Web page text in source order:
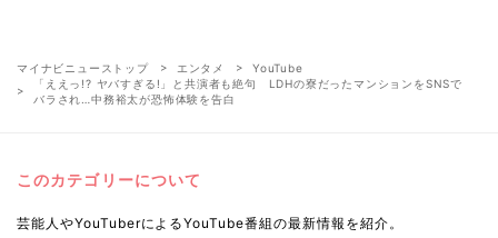
マイナビニューストップ エンタメ
YouTube
「ええっ!? ヤバすぎる!」と共演者も絶句 LDHの寮だったマンションをSNSで
バラされ…中務裕太が恐怖体験を告白
このカテゴリーについて
芸能人やYouTuberによるYouTube番組の最新情報を紹介。